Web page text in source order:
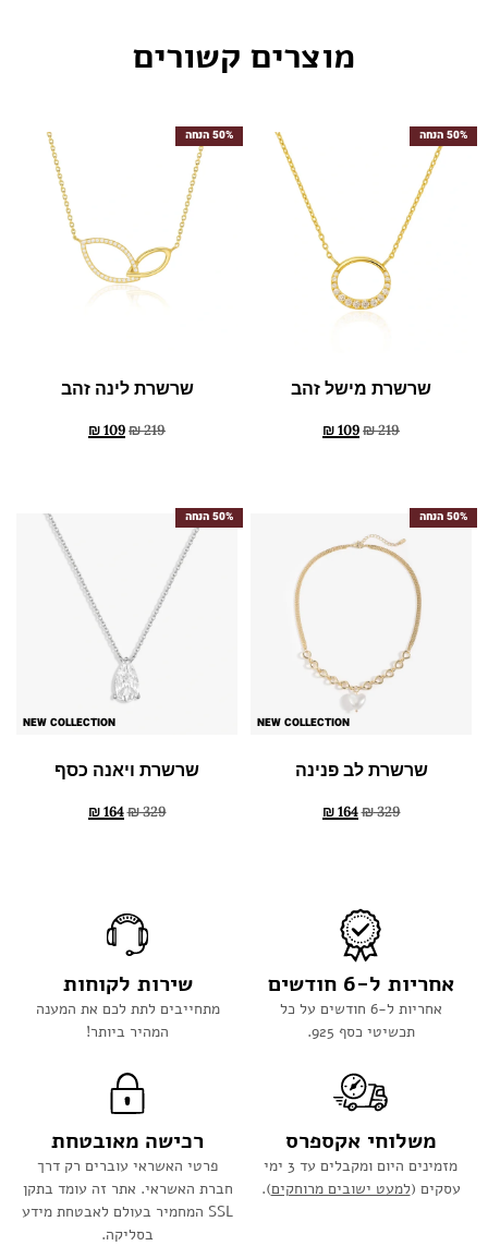
מוצרים קשורים
50% הנחה
שרשרת מישל זהב
₪219
₪109
50% הנחה
שרשרת לינה זהב
₪219
₪109
50% הנחה
NEW COLLECTION
שרשרת לב פנינה
₪329
₪164
50% הנחה
NEW COLLECTION
שרשרת ויאנה כסף
₪329
₪164
אחריות ל-6 חודשים
אחריות ל-6 חודשים על כל
תכשיטי כסף 925.
שירות לקוחות
מתחייבים לתת לכם את המענה
המהיר ביותר!
משלוחי אקספרס
מזמינים היום ומקבלים עד 3 ימי
עסקים (למעט ישובים מרוחקים).
רכישה מאובטחת
פרטי האשראי עוברים רק דרך
חברת האשראי. אתר זה עומד בתקן
SSL המחמיר בעולם לאבטחת מידע
בסליקה.